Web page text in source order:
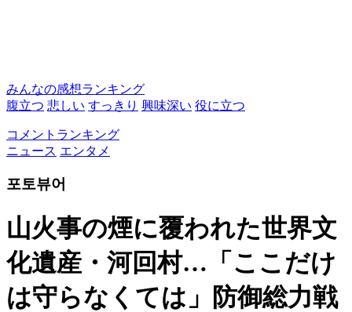
みんなの感想ランキング
腹立つ 悲しい すっきり 興味深い 役に立つ
コメントランキング
ニュース エンタメ
포토뷰어
山火事の煙に覆われた世界文
化遺産・河回村…「ここだけ
は守らなくては」防御総力戦